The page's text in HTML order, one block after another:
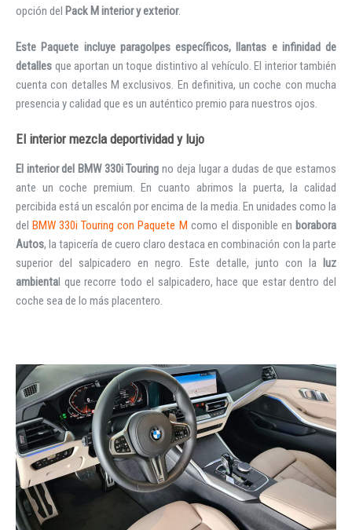
opción del Pack M interior y exterior.
Este Paquete incluye paragolpes específicos, llantas e infinidad de
detalles que aportan un toque distintivo al vehículo. El interior también
cuenta con detalles M exclusivos. En definitiva, un coche con mucha
presencia y calidad que es un auténtico premio para nuestros ojos.
El interior mezcla deportividad y lujo
El interior del BMW 330i Touring no deja lugar a dudas de que estamos
ante un coche premium. En cuanto abrimos la puerta, la calidad
percibida está un escalón por encima de la media. En unidades como la
delBMW 330i Touring con Paquete M como el disponible en borabora
Autos, la tapicería de cuero claro destaca en combinación con la parte
superior del salpicadero en negro. Este detalle, junto con la luz
ambiental que recorre todo el salpicadero, hace que estar dentro del
coche sea de lo más placentero.